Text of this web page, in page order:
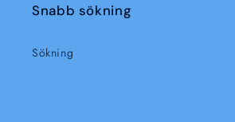
Snabb sökning
Sökning